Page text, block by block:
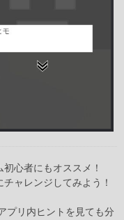
心者にもオススメ！
ャレンジしてみよう！
プリ内ヒントを見ても分